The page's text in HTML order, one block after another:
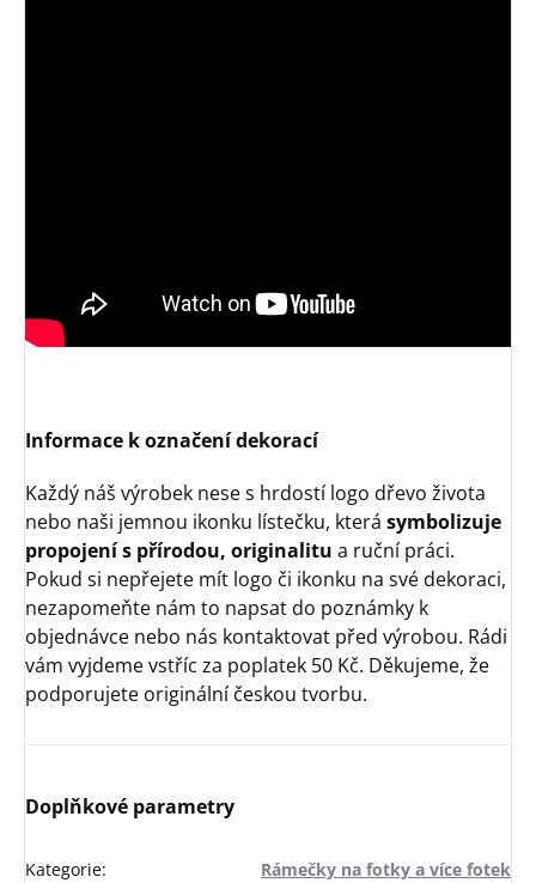
Informace k označení dekorací
Každý náš výrobek nese s hrdostí logo dřevo života
nebo naši jemnou ikonku lístečku, která symbolizuje
propojení s přírodou, originalitu a ruční práci.
Pokud si nepřejete mít logo či ikonku na své dekoraci,
nezapomeňte nám to napsat do poznámky k
objednávce nebo nás kontaktovat před výrobou. Rádi
vám vyjdeme vstříc za poplatek 50 Kč. Děkujeme, že
podporujete originální českou tvorbu.
Doplňkové parametry
Kategorie: Rámečky na fotky a více fotek